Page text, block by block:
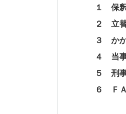
１ 保
２ 立替
３ か
４ 当
５ 刑
６ ＦＡ